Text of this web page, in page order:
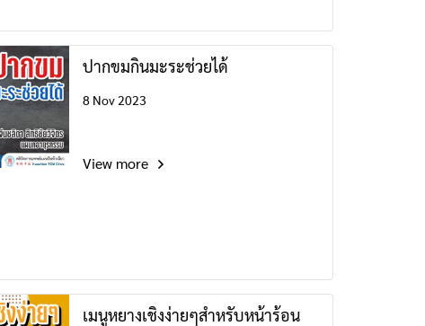
ปากขมกินมะระช่วยได้
8 Nov 2023
View more
เมนูหยางเชิงง่ายๆสำหรับหน้าร้อน